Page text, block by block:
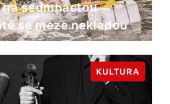
sedmnáctou
se meze nekladou
KULTURA